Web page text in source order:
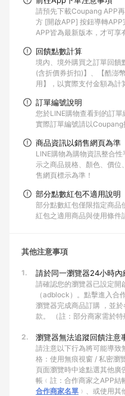
請預先下載Coupang APP
方 [開啟APP] 按鈕導轉
APP皆為最新版本，才可享
回饋點數計算
境內、境外購買之訂單回饋
(含折價券折扣)】、【酷澎
用】，以實際支付金額為計
訂單編號說明
您於LINE購物查看到的訂
實際訂單編號請以Coupang
商品資訊以銷售網頁為準
LINE購物為購物資訊整合
示之商品規格、顏色、價
售網頁標示為準！
部分點數紅包不適用說明
部分點數紅包僅限指定商品
紅包之適用商品與使用條件
其他注意事項
1. 請於同一瀏覽器24小時內
請確認您的瀏覽器已設定
（adblock）。點擊進入合
瀏覽器完成商品訂購 ，並
款。 （註：部分商家需於特
2. 瀏覽器無法追蹤回饋注意
請注意以下行為將可能導致
格：使用無痕視窗 / 私密瀏
頁面瀏覽時中途點選其他廣
帳﹙註：合作商家之APP結
合作商家名單 ﹚、或使用